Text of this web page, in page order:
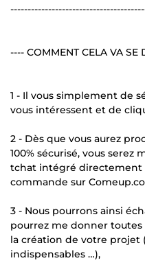
---- COMMENT CELA VA SE
1 - Il vous simplement de
vous intéressent et de
2 - Dès que vous aurez
100% sécurisé, vous serez
tchat intégré directement
commande sur
3 - Nous pourrons ainsi
pourrez me donner toutes
la création de votre projet
indispensables …),